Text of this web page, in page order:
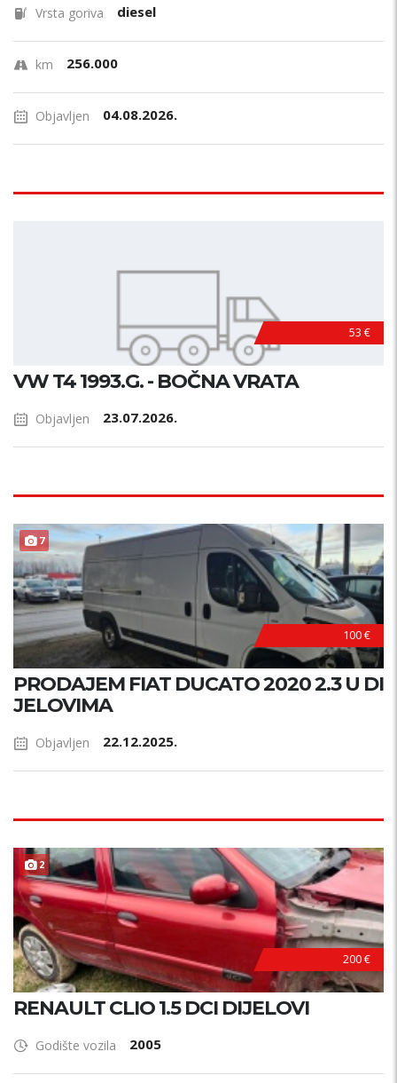
Vrsta goriva diesel
km 256.000
Objavljen 04.08.2026.
53 €
VW T4 1993.G. - BOČNA VRATA
Objavljen 23.07.2026.
7
100 €
PRODAJEM FIAT DUCATO 2020 2.3 U DI
JELOVIMA
Objavljen 22.12.2025.
2
200 €
RENAULT CLIO 1.5 DCI DIJELOVI
Godište vozila 2005